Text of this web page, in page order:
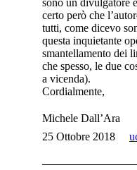
sono un divulgatore
certo però che
tutti, come dicevo
questa inquietante
smantellamento dei
che spesso, le due
a vicenda).
Cordialmente,
Michele Dall’Ara
25 Ottobre 2018